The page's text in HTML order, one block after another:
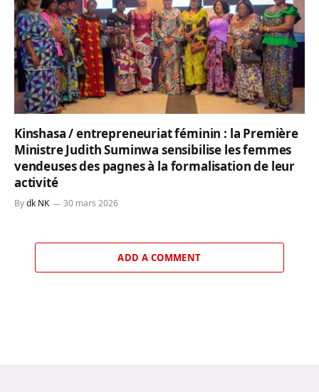
Kinshasa / entrepreneuriat féminin : la Première
Ministre Judith Suminwa sensibilise les femmes
vendeuses des pagnes à la formalisation de leur
activité
Bydk NK 30 mars 2026
ADD A COMMENT